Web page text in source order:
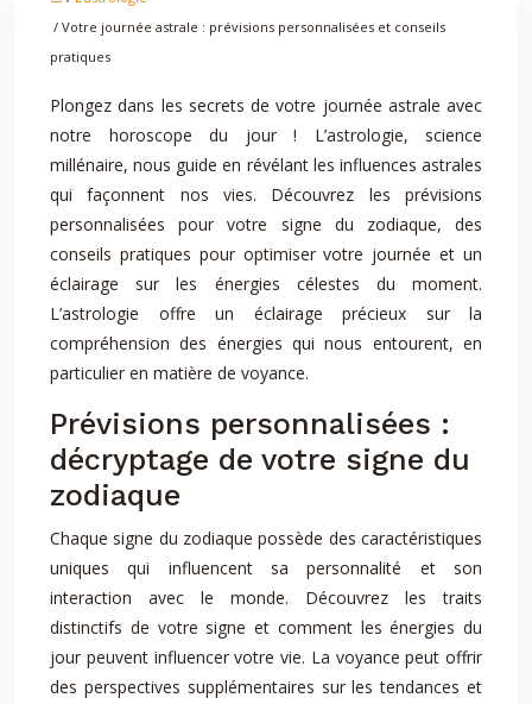
/ Votre journée astrale : prévisions personnalisées et conseils
pratiques
Plongez dans les secrets de votre journée astrale avec
notre horoscope du jour ! L’astrologie, science
millénaire, nous guide en révélant les influences astrales
qui façonnent nos vies. Découvrez les prévisions
personnalisées pour votre signe du zodiaque, des
conseils pratiques pour optimiser votre journée et un
éclairage sur les énergies célestes du moment.
L’astrologie offre un éclairage précieux sur la
compréhension des énergies qui nous entourent, en
particulier en matière de voyance.
Prévisions personnalisées :
décryptage de votre signe du
zodiaque
Chaque signe du zodiaque possède des caractéristiques
uniques qui influencent sa personnalité et son
interaction avec le monde. Découvrez les traits
distinctifs de votre signe et comment les énergies du
jour peuvent influencer votre vie. La voyance peut offrir
des perspectives supplémentaires sur les tendances et